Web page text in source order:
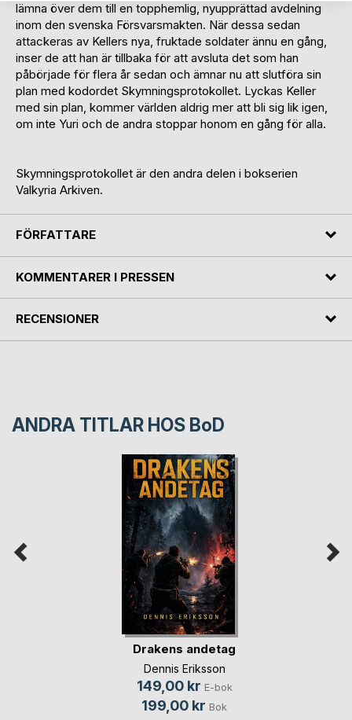
lämna över dem till en topphemlig, nyupprättad avdelning
inom den svenska Försvarsmakten. När dessa sedan
attackeras av Kellers nya, fruktade soldater ännu en gång,
inser de att han är tillbaka för att avsluta det som han
påbörjade för flera år sedan och ämnar nu att slutföra sin
plan med kodordet Skymningsprotokollet. Lyckas Keller
med sin plan, kommer världen aldrig mer att bli sig lik igen,
om inte Yuri och de andra stoppar honom en gång för alla.
Skymningsprotokollet är den andra delen i bokserien
Valkyria Arkiven.
FÖRFATTARE
KOMMENTARER I PRESSEN
RECENSIONER
ANDRA TITLAR HOS BoD
Drakens andetag
Dennis Eriksson
149,00 kr E-bok
199,00 kr Bok